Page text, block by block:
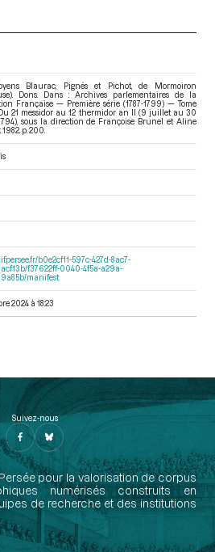
Blaurac, Pignés et Pichot, de Mormoiron
Dons. Dans : Archives parlementaires de la
Française — Première série (1787-1799) — Tome
21 messidor au 12 thermidor an II (9 juillet au 30
, sous la direction de Françoise Brunel et Aline
p. 200.
b0e2cf11-597c-427d-8ac7-
f37622ff-0040-4f5a-a29a-
manifest
2024 à 18:23
Suivez-nous
pour la valorisation de corpus
numérisés construits en
de recherche et des institutions